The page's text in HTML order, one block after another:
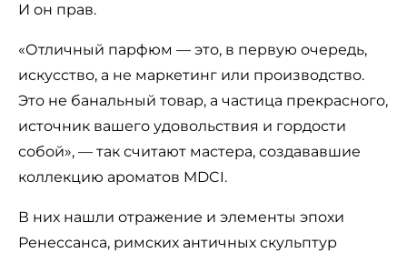
И он прав.
«Отличный парфюм — это, в первую очередь,
искусство, а не маркетинг или производство.
Это не банальный товар, а частица прекрасного,
источник вашего удовольствия и гордости
собой», — так считают мастера, создававшие
коллекцию ароматов MDCI.
В них нашли отражение и элементы эпохи
Ренессанса, римских античных скульптур